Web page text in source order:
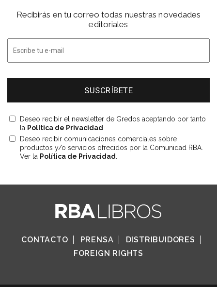
Recibirás en tu correo todas nuestras novedades
editoriales
Deseo recibir el newsletter de Gredos aceptando por tanto
la Política de Privacidad
Deseo recibir comunicaciones comerciales sobre
productos y/o servicios ofrecidos por la Comunidad RBA.
Ver la Política de Privacidad
CONTACTO PRENSA
DISTRIBUIDORES
FOREIGN RIGHTS